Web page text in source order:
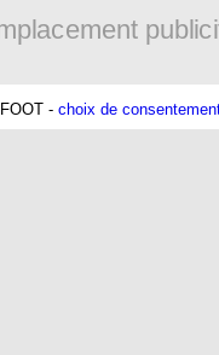
- choix de